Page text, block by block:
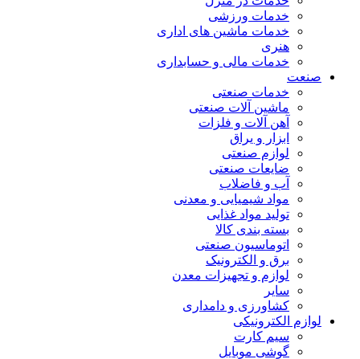
خدمات ورزشی
خدمات ماشین های اداری
هنری
خدمات مالی و حسابداری
صنعت
خدمات صنعتی
ماشین آلات صنعتی
آهن آلات و فلزات
ابزار و یراق
لوازم صنعتی
ضایعات صنعتی
آب و فاضلاب
مواد شیمیایی و معدنی
تولید مواد غذایی
بسته بندی کالا
اتوماسیون صنعتی
برق و الکترونیک
لوازم و تجهیزات معدن
سایر
کشاورزی و دامداری
لوازم الکترونیکی
سیم کارت
گوشی موبایل